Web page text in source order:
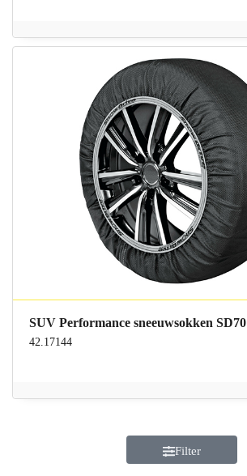
SUV Performance sneeuwsokken SD70
42.17144
Filter